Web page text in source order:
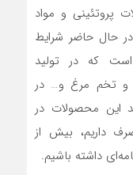
پروتئینی و مواد
حال حاضر شرایط
که در تولید
و تخم مرغ و… در
این محصولات در
داریم، بیش از
داشته باشیم.